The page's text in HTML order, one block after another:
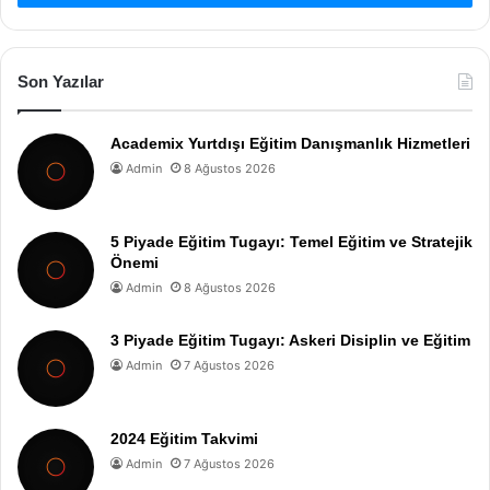
Son Yazılar
Academix Yurtdışı Eğitim Danışmanlık Hizmetleri
Admin 8 Ağustos 2026
5 Piyade Eğitim Tugayı: Temel Eğitim ve Stratejik
Önemi
Admin 8 Ağustos 2026
3 Piyade Eğitim Tugayı: Askeri Disiplin ve Eğitim
Admin 7 Ağustos 2026
2024 Eğitim Takvimi
Admin 7 Ağustos 2026